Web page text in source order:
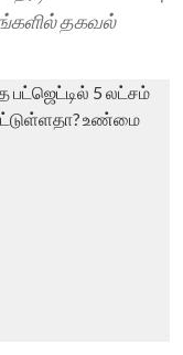
தகவல்